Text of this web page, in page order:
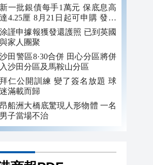
新一批銀債每手1萬元 保底息高
達4.25厘 8月21日起可申購 發行
金額最多550億
涂謹申據報獲發還護照 已到英國
與家人團聚
沙田警區8·30合併 田心分區將併
入沙田分區及馬鞍山分區
拜仁公開訓練 變了簽名放題 球
迷滿載而歸
昂船洲大橋底驚現人形物體 一名
男子當場不治